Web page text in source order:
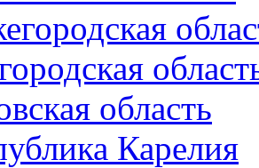
область
Карелия